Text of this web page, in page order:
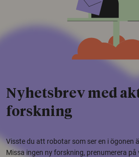
Nyhetsbrev med
forskning
Visste du att robotar som ser en i ögonen
Missa ingen ny forskning, prenumerera